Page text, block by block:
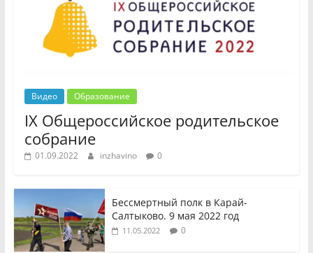
Видео Образование
IX Общероссийское родительское
собрание
01.09.2022 inzhavino 0
Бессмертный полк в Карай-
Салтыково. 9 мая 2022 год
11.05.2022 0